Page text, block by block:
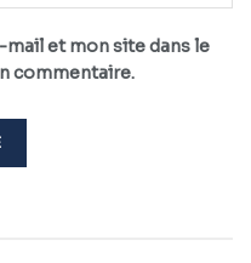
et mon site dans le
commentaire.